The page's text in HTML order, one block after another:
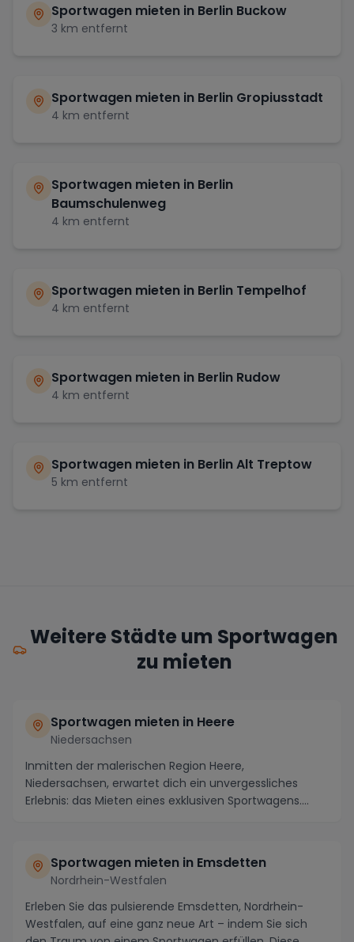
Sportwagen mieten in Berlin Buckow
3 km entfernt
Sportwagen mieten in Berlin Gropiusstadt
4 km entfernt
Sportwagen mieten in Berlin
Baumschulenweg
4 km entfernt
Sportwagen mieten in Berlin Tempelhof
4 km entfernt
Sportwagen mieten in Berlin Rudow
4 km entfernt
Sportwagen mieten in Berlin Alt Treptow
5 km entfernt
Weitere Städte um Sportwagen
zu mieten
Sportwagen mieten in Heere
Niedersachsen
Inmitten der malerischen Region Heere,
Niedersachsen, erwartet dich ein unvergessliches
Erlebnis: das Mieten eines exklusiven Sportwagens.
Sportwagen mieten in Emsdetten
Nordrhein-Westfalen
Erleben Sie das pulsierende Emsdetten, Nordrhein-
Westfalen, auf eine ganz neue Art – indem Sie sich